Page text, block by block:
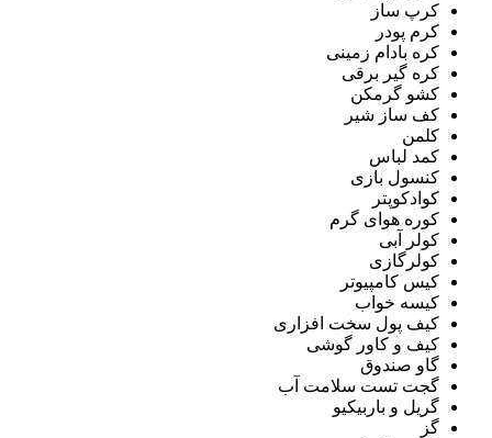
کرپ ساز
کرم پودر
کره بادام زمینی
کره گیر برقی
کشو گرمکن
کف ساز شیر
کلمن
کمد لباس
کنسول بازی
کوادکوپتر
کوره هوای گرم
کولر آبی
کولرگازی
کیس کامپیوتر
کیسه خواب
کیف پول سخت افزاری
کیف و کاور گوشی
گاو صندوق
گجت تست سلامت آب
گریل و باربیکیو
گز